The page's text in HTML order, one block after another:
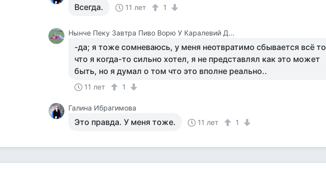
Всегда. 11 лет 1
Нынче Пеку Завтра Пиво Ворю У Каралевий Дитя Отберу.
-да; я тоже сомневаюсь, у меня неотвратимо сбывается всё то
что я когда-то сильно хотел, я не представлял как это может
быть, но я думал о том что это вполне реально..
11 лет 1
Галина Ибрагимова
Это правда. У меня тоже. 11 лет 1